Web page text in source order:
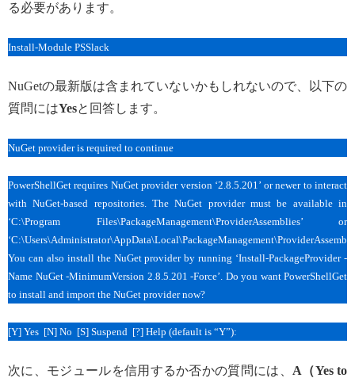
る必要があります。
Install-Module PSSlack
NuGetの最新版は含まれていないかもしれないので、以下の
質問にはYesと回答します。
NuGet provider is required to continue
PowerShellGet requires NuGet provider version ‘2.8.5.201’ or newer to interact
with NuGet-based repositories. The NuGet provider must be available in
‘C:\Program Files\PackageManagement\ProviderAssemblies’ or
You can also install the NuGet provider by running ‘Install-PackageProvider -
Name NuGet -MinimumVersion 2.8.5.201 -Force’. Do you want PowerShellGet
to install and import the NuGet provider now?
[Y] Yes [N] No [S] Suspend [?] Help (default is “Y”):
次に、モジュールを信用するか否かの質問には、 A（Yes to